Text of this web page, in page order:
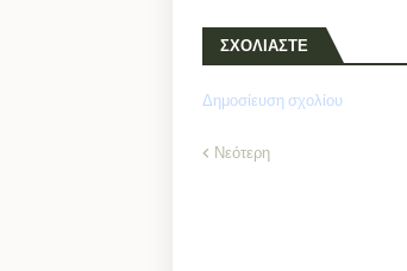
ΣΧΟΛΙΑΣΤΕ
Δημοσίευση σχολίου
Νεότερη